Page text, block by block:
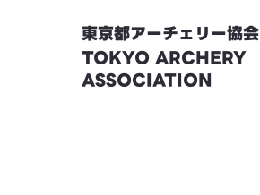
東京都アーチェリー協会
TOKYO ARCHERY
ASSOCIATION